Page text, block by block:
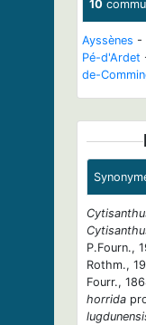
10
Ayssènes -
Pé-d'Ardet
de-
P.Fourn.,
Rothm.,
Fourr.,
horrida